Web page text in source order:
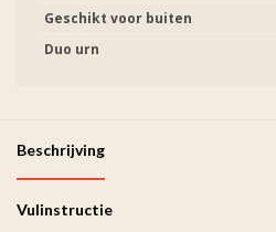
Geschikt voor buiten
Duo urn
Beschrijving
Vulinstructie